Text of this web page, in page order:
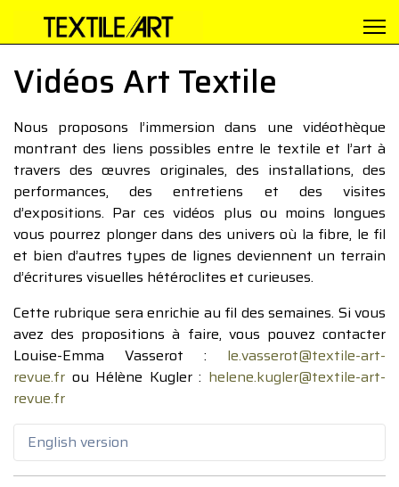
Vidéos Art Textile
Nous proposons l’immersion dans une vidéothèque
montrant des liens possibles entre le textile et l’art à
travers des œuvres originales, des installations, des
performances, des entretiens et des visites
d’expositions. Par ces vidéos plus ou moins longues
vous pourrez plonger dans des univers où la fibre, le fil
et bien d’autres types de lignes deviennent un terrain
d’écritures visuelles hétéroclites et curieuses.
Cette rubrique sera enrichie au fil des semaines. Si vous
avez des propositions à faire, vous pouvez contacter
Louise-Emma Vasserot : le.vasserot@textile-art-
revue.fr ou Hélène Kugler : helene.kugler@textile-art-
revue.fr
English version